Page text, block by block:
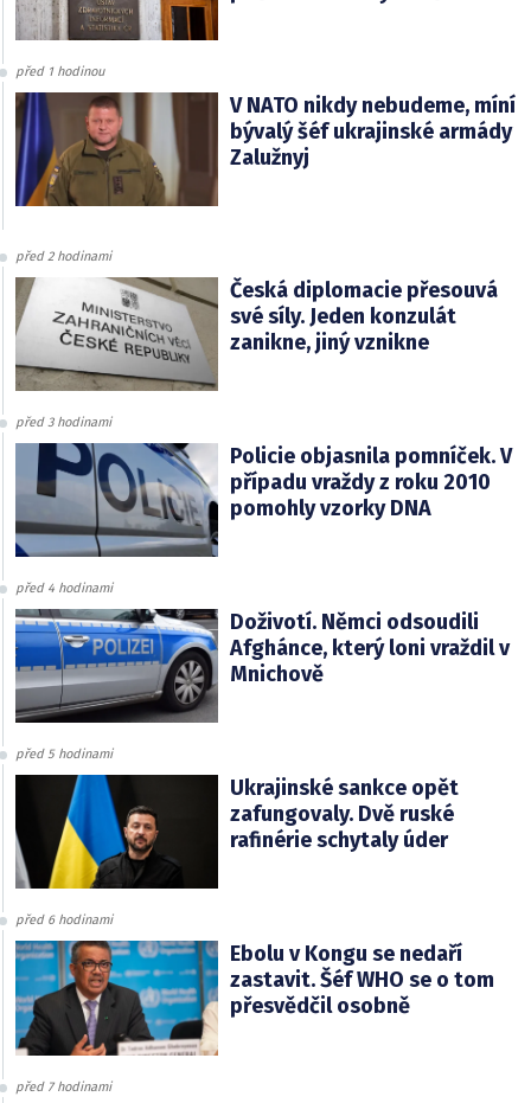
před 1 hodinou
V NATO nikdy nebudeme, míní
bývalý šéf ukrajinské armády
Zalužnyj
před 2 hodinami
Česká diplomacie přesouvá
své síly. Jeden konzulát
zanikne, jiný vznikne
před 3 hodinami
Policie objasnila pomníček. V
případu vraždy z roku 2010
pomohly vzorky DNA
před 4 hodinami
Doživotí. Němci odsoudili
Afghánce, který loni vraždil v
Mnichově
před 5 hodinami
Ukrajinské sankce opět
zafungovaly. Dvě ruské
rafinérie schytaly úder
před 6 hodinami
Ebolu v Kongu se nedaří
zastavit. Šéf WHO se o tom
přesvědčil osobně
před 7 hodinami